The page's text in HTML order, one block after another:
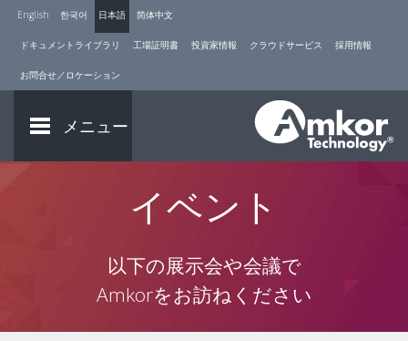
English 한국어 日本語 简体中文
ドキュメントライブラリ 工場証明書 投資家情報 クラウドサービス 採用情報
お問合せ／ロケーション
メニュー
イベント
以下の展示会や会議で
Amkorをお訪ねください